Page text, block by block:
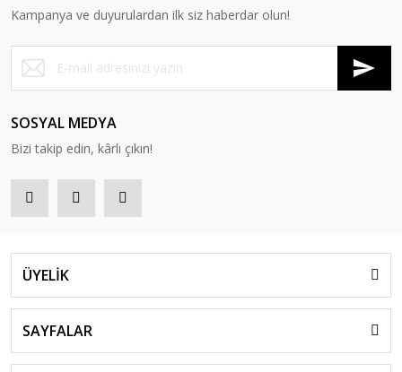
Kampanya ve duyurulardan ilk siz haberdar olun!
SOSYAL MEDYA
Bizi takip edin, kârlı çıkın!
ÜYELİK
SAYFALAR